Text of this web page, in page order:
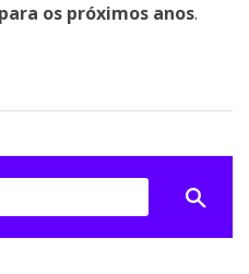
os próximos anos.